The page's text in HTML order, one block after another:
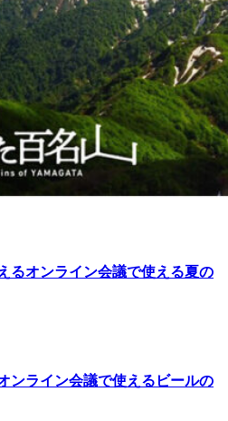
るオンライン会議で使える夏の
ンライン会議で使えるビールの